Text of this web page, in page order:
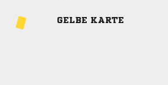
GELBE KARTE